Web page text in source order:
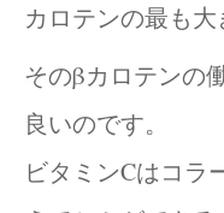
カロテンの最も
そのβカロテンの
良いのです。
ビタミンCはコラ